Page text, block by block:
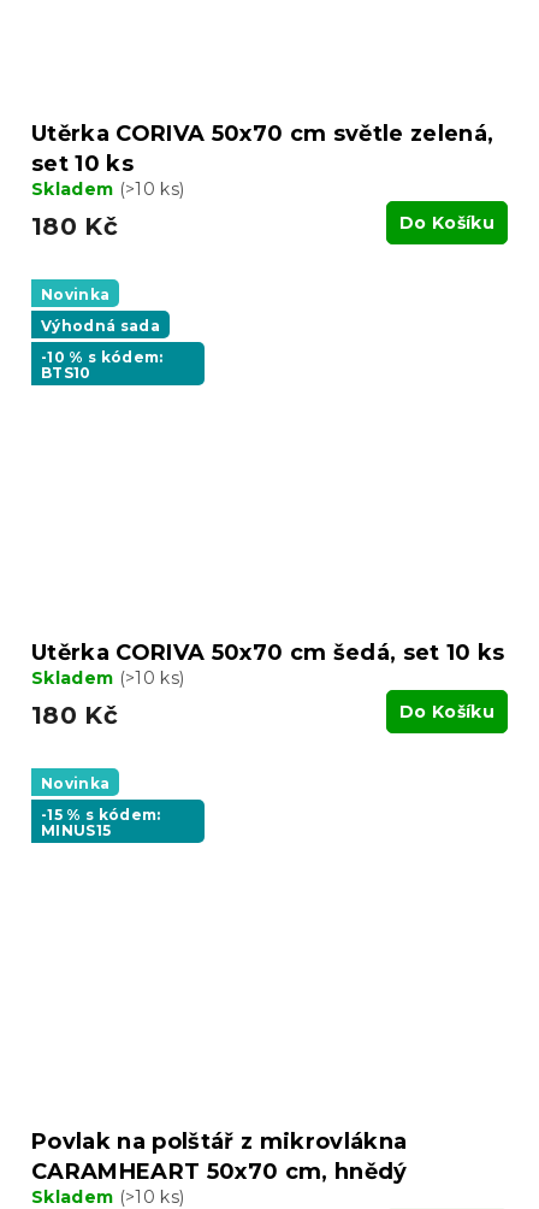
Utěrka CORIVA 50x70 cm světle zelená,
set 10 ks
Skladem (>10 ks)
180 Kč Do Košíku
Novinka
Výhodná sada
-10 % s kódem:
BTS10
Utěrka CORIVA 50x70 cm šedá, set 10 ks
Skladem (>10 ks)
180 Kč Do Košíku
Novinka
-15 % s kódem:
MINUS15
Povlak na polštář z mikrovlákna
CARAMHEART 50x70 cm, hnědý
Skladem (>10 ks)